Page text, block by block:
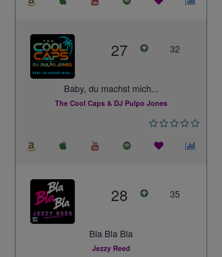
27 32
Baby, du machst mich...
The Cool Caps & DJ Pulpo Jones
28 35
Bla Bla Bla
Jezzy Reed